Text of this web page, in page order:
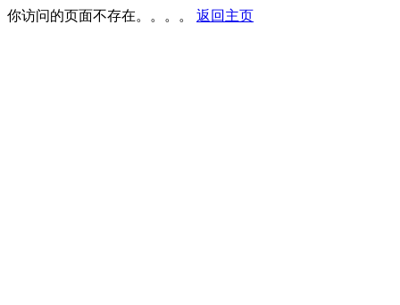
你访问的页面不存在。。。。 返回主页